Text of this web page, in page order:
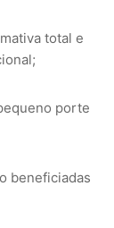
total e
porte
beneficiadas